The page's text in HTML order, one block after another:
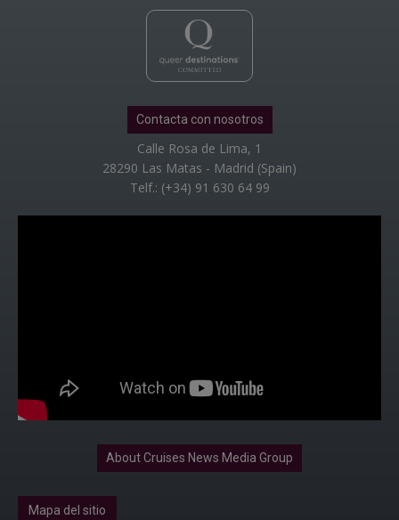
Contacta con nosotros
Calle Rosa de Lima, 1
28290 Las Matas - Madrid (Spain)
Telf.: (+34) 91 630 64 99
About Cruises News Media Group
Mapa del sitio